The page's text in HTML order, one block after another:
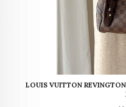
LOUIS VUITTON